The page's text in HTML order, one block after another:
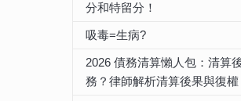
分和特留分！
吸毒=生病?
2026 債務清算懶人包：清算
務？律師解析清算後果與復權